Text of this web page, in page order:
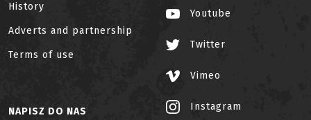
History
Adverts and partnership
Terms of use
Youtube
Twitter
Vimeo
Instagram
NAPISZ DO NAS